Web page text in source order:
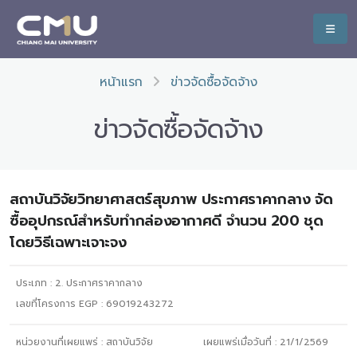
หน้าแรก ข่าวจัดซื้อจัดจ้าง
ข่าวจัดซื้อจัดจ้าง
สถาบันวิจัยวิทยาศาสตร์สุขภาพ ประกาศราคากลาง จัด
ซื้ออุปกรณ์สำหรับทำกล่องอากาศดี จำนวน 200 ชุด
โดยวิธีเฉพาะเจาะจง
ประเภท : 2. ประกาศราคากลาง
เลขที่โครงการ EGP : 69019243272
หน่วยงานที่เผยแพร่ : สถาบันวิจัย
เผยแพร่เมื่อวันที่ : 21/1/2569